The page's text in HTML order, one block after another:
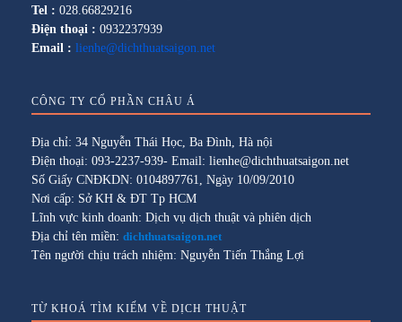
Tel : 028.66829216
Điện thoại : 0932237939
Email : lienhe@dichthuatsaigon.net
CÔNG TY CỔ PHẦN CHÂU Á
Địa chỉ: 34 Nguyễn Thái Học, Ba Đình, Hà nội
Điện thoại: 093-2237-939- Email: lienhe@dichthuatsaigon.net
Số Giấy CNĐKDN: 0104897761, Ngày 10/09/2010
Nơi cấp: Sở KH & ĐT Tp HCM
Lĩnh vực kinh doanh: Dịch vụ dịch thuật và phiên dịch
Địa chỉ tên miền: dichthuatsaigon.net
Tên người chịu trách nhiệm: Nguyễn Tiến Thắng Lợi
TỪ KHOÁ TÌM KIẾM VỀ DỊCH THUẬT